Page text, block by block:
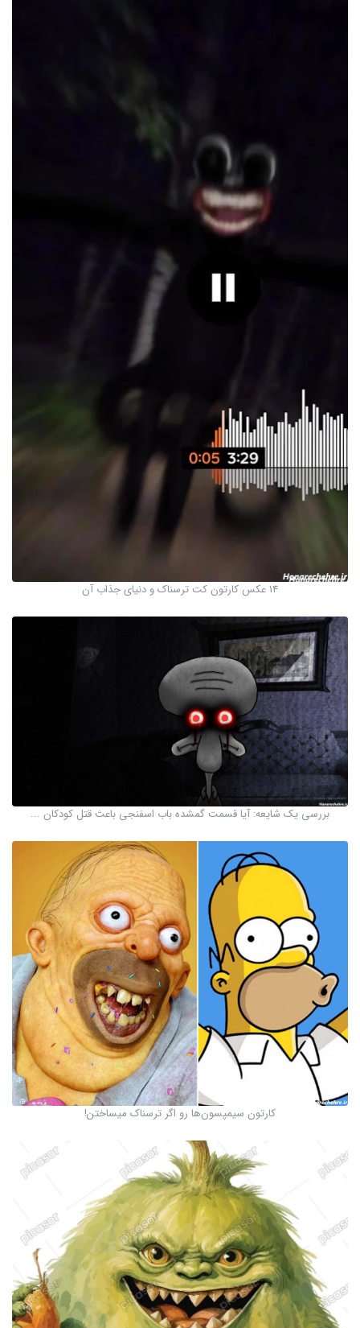
14 عکس کارتون کت ترسناک و دنیای جذاب آن
بررسی یک شایعه: آیا قسمت گمشده باب اسفنجی باعث قتل کودکان ...
کارتون سیمپسون‌ها رو اگر ترسناک میساختن!